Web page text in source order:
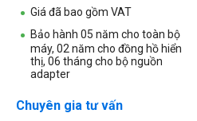
Giá đã bao gồm VAT
Bảo hành 05 năm cho toàn bộ
máy, 02 năm cho đồng hồ hiển
thị, 06 tháng cho bộ nguồn
adapter
Chuyên gia tư vấn